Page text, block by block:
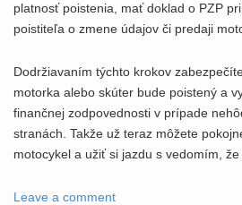
platnosť poistenia, mať doklad o PZP
poistiteľa o zmene údajov či predaji
Dodržiavaním týchto krokov
motorka alebo skúter bude poistený a
finančnej zodpovednosti v prípade
stranách. Takže už teraz môžete
motocykel a užiť si jazdu s vedomím,
Leave a comment